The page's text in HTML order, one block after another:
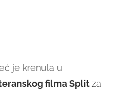
je krenula u
filma Splitza